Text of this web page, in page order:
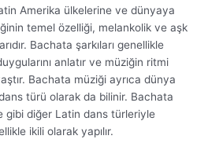
Amerika ülkelerine ve dünyaya
temel özelliği, melankolik ve aşk
Bachata şarkıları genellikle
anlatır ve müziğin ritmi
Bachata müziği ayrıca dünya
türü olarak da bilinir. Bachata
gibi diğer Latin dans türleriyle
ikili olarak yapılır.